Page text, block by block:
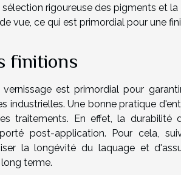
rigoureuse des pigments et
vue, ce qui est primordial pour une
finitions
est primordial pour
industrielles. Une bonne pratique
traitements. En effet, la durabilité
post-application. Pour cela,
la longévité du laquage et
terme.